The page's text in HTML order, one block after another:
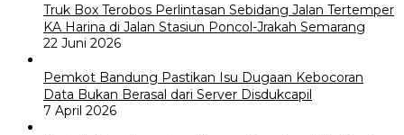
Truk Box Terobos Perlintasan Sebidang Jalan Tertemper
KA Harina di Jalan Stasiun Poncol-Jrakah Semarang
22 Juni 2026
Pemkot Bandung Pastikan Isu Dugaan Kebocoran
Data Bukan Berasal dari Server Disdukcapil
7 April 2026